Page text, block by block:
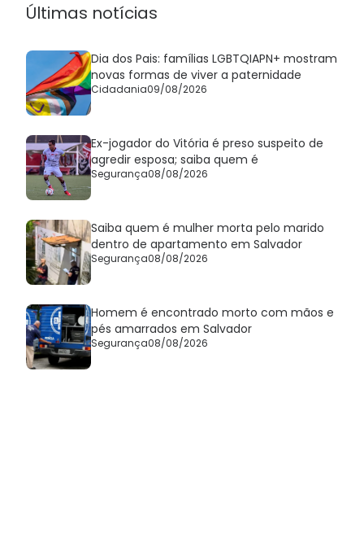
Últimas notícias
Dia dos Pais: famílias LGBTQIAPN+ mostram
novas formas de viver a paternidade
Cidadania09/08/2026
Ex-jogador do Vitória é preso suspeito de
agredir esposa; saiba quem é
Segurança08/08/2026
Saiba quem é mulher morta pelo marido
dentro de apartamento em Salvador
Segurança08/08/2026
Homem é encontrado morto com mãos e
pés amarrados em Salvador
Segurança08/08/2026